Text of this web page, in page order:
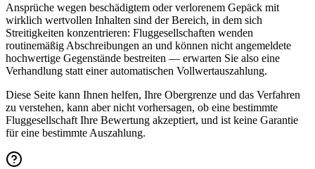
Ansprüche wegen beschädigtem oder verlorenem Gepäck mit
wirklich wertvollen Inhalten sind der Bereich, in dem sich
Streitigkeiten konzentrieren: Fluggesellschaften wenden
routinemäßig Abschreibungen an und können nicht angemeldete
hochwertige Gegenstände bestreiten — erwarten Sie also eine
Verhandlung statt einer automatischen Vollwertauszahlung.
Diese Seite kann Ihnen helfen, Ihre Obergrenze und das Verfahren
zu verstehen, kann aber nicht vorhersagen, ob eine bestimmte
Fluggesellschaft Ihre Bewertung akzeptiert, und ist keine Garantie
für eine bestimmte Auszahlung.